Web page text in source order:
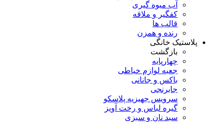
آب میوه گیری
کفگیر و ملاقه
قالب ها
رنده و همزن
پلاستیک خانگی
بازگشت
چهارپایه
جعبه لوازم خیاطی
باکس و جانانی
جابرنجی
سرویس جهیزیه پلاسکو
گیره لباس و رخت آویز
سبد نان و سبزی